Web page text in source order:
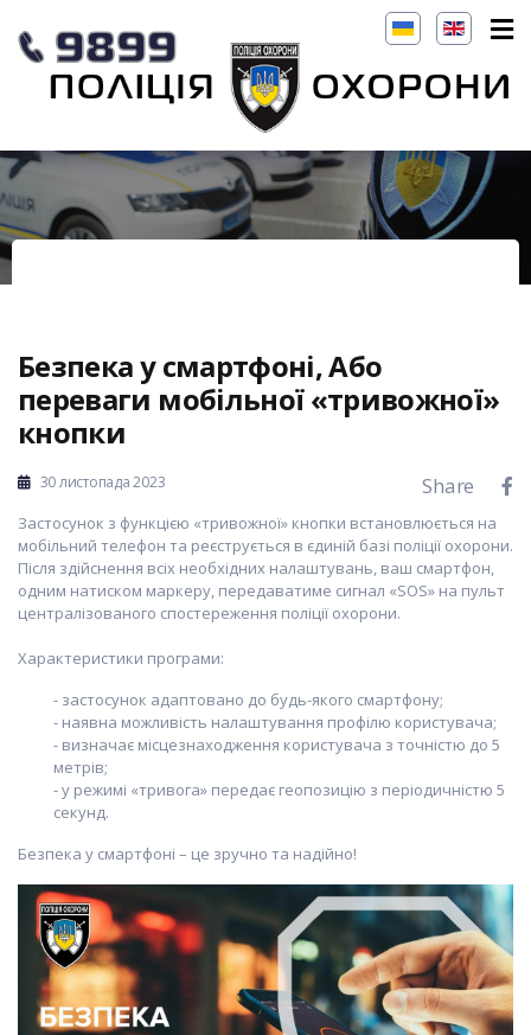
Безпека у смартфоні, Або
переваги мобільної «тривожної»
кнопки
30 листопада 2023 Share
Застосунок з функцією «тривожної» кнопки встановлюється на
мобільний телефон та реєструється в єдиній базі поліції охорони.
Після здійснення всіх необхідних налаштувань, ваш смартфон,
одним натиском маркеру, передаватиме сигнал «SOS» на пульт
централізованого спостереження поліції охорони.
Характеристики програми:
- застосунок адаптовано до будь-якого смартфону;
- наявна можливість налаштування профілю користувача;
- визначає місцезнаходження користувача з точністю до 5
метрів;
- у режимі «тривога» передає геопозицію з періодичністю 5
секунд.
Безпека у смартфоні – це зручно та надійно!